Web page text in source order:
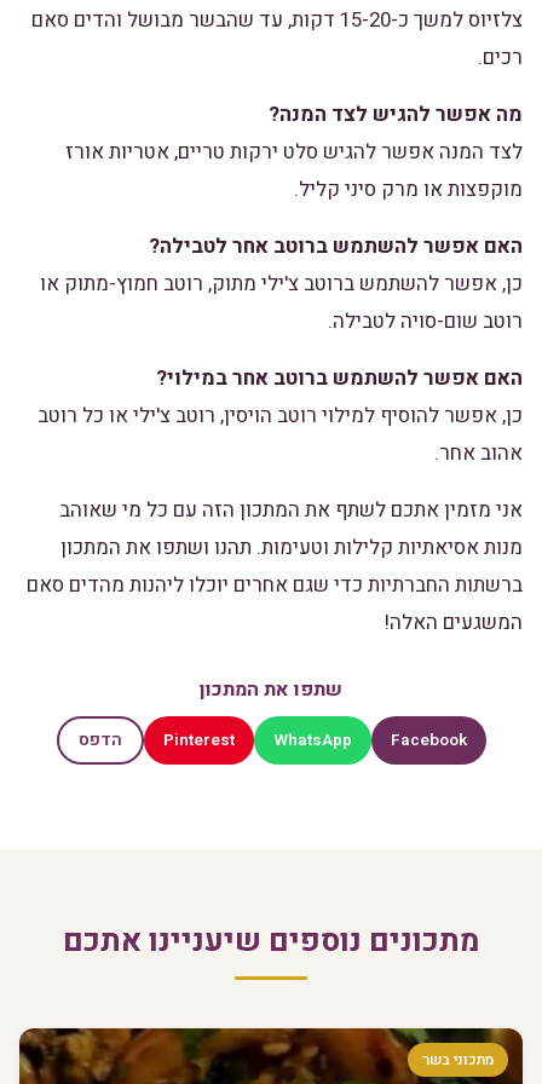
צלזיוס למשך כ-15-20 דקות, עד שהבשר מבושל והדים סאם
רכים.
מה אפשר להגיש לצד המנה?
לצד המנה אפשר להגיש סלט ירקות טריים, אטריות אורז
מוקפצות או מרק סיני קליל.
האם אפשר להשתמש ברוטב אחר לטבילה?
כן, אפשר להשתמש ברוטב צ'ילי מתוק, רוטב חמוץ-מתוק או
רוטב שום-סויה לטבילה.
האם אפשר להשתמש ברוטב אחר במילוי?
כן, אפשר להוסיף למילוי רוטב הויסין, רוטב צ'ילי או כל רוטב
אהוב אחר.
אני מזמין אתכם לשתף את המתכון הזה עם כל מי שאוהב
מנות אסיאתיות קלילות וטעימות. תהנו ושתפו את המתכון
ברשתות החברתיות כדי שגם אחרים יוכלו ליהנות מהדים סאם
המשגעים האלה!
שתפו את המתכון
Facebook
WhatsApp
Pinterest הדפס
מתכונים נוספים שיעניינו אתכם
מתכוני בשר